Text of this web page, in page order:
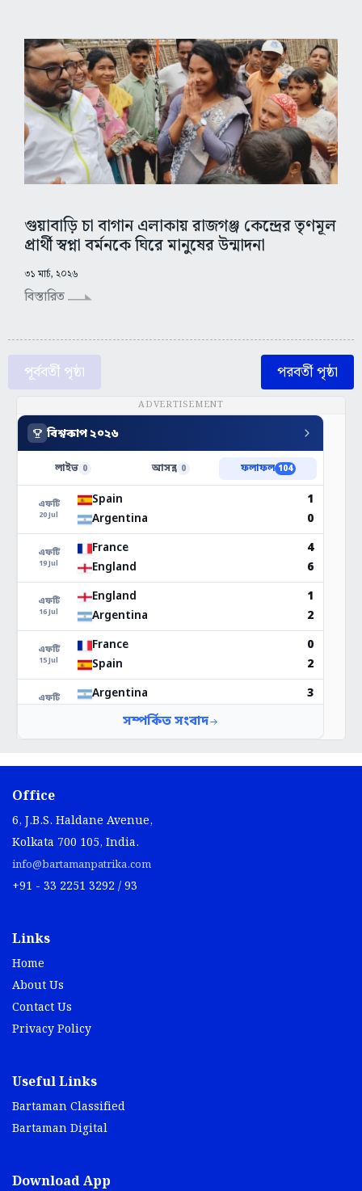
গুয়াবাড়ি চা বাগান এলাকায় রাজগঞ্জ কেন্দ্রের তৃণমূল
প্রার্থী স্বপ্না বর্মনকে ঘিরে মানুষের উন্মাদনা
৩১ মার্চ, ২০২৬
বিস্তারিত
পূর্ববর্তী পৃষ্ঠা পরবর্তী পৃষ্ঠা
ADVERTISEMENT
Office
6, J.B.S. Haldane Avenue,
Kolkata 700 105, India.
info@bartamanpatrika.com
+91 - 33 2251 3292 / 93
Links
Home
About Us
Contact Us
Privacy Policy
Useful Links
Bartaman Classified
Bartaman Digital
Download App